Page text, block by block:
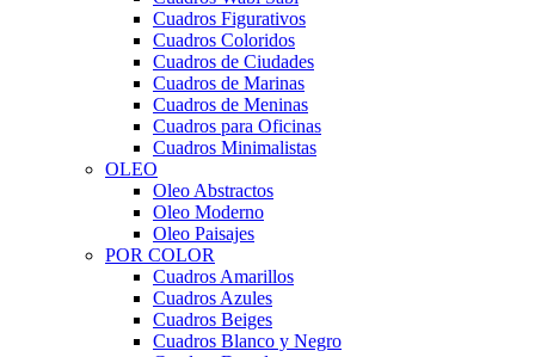
Cuadros Figurativos
Cuadros Coloridos
Cuadros de Ciudades
Cuadros de Marinas
Cuadros de Meninas
Cuadros para Oficinas
Cuadros Minimalistas
OLEO
Oleo Abstractos
Oleo Moderno
Oleo Paisajes
POR COLOR
Cuadros Amarillos
Cuadros Azules
Cuadros Beiges
Cuadros Blanco y Negro